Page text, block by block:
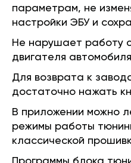
параметрам, не
настройки ЭБУ и
Не нарушает работу
двигателя
Для возврата к
достаточно нажать
В приложении можно
режимы работы
классической